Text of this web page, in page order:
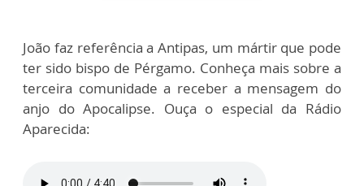
João faz referência a Antipas, um mártir que pode
ter sido bispo de Pérgamo. Conheça mais sobre a
terceira comunidade a receber a mensagem do
anjo do Apocalipse. Ouça o especial da Rádio
Aparecida: